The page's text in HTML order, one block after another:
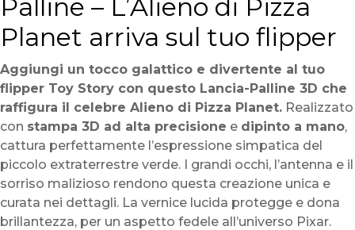
Palline – L’Alieno di Pizza
Planet arriva sul tuo flipper
Aggiungi un tocco galattico e divertente al tuo
flipper Toy Story con questo Lancia-Palline 3D che
raffigura il celebre Alieno di Pizza Planet. Realizzato
con stampa 3D ad alta precisione e dipinto a mano,
cattura perfettamente l’espressione simpatica del
piccolo extraterrestre verde. I grandi occhi, l’antenna e il
sorriso malizioso rendono questa creazione unica e
curata nei dettagli. La vernice lucida protegge e dona
brillantezza, per un aspetto fedele all’universo Pixar.